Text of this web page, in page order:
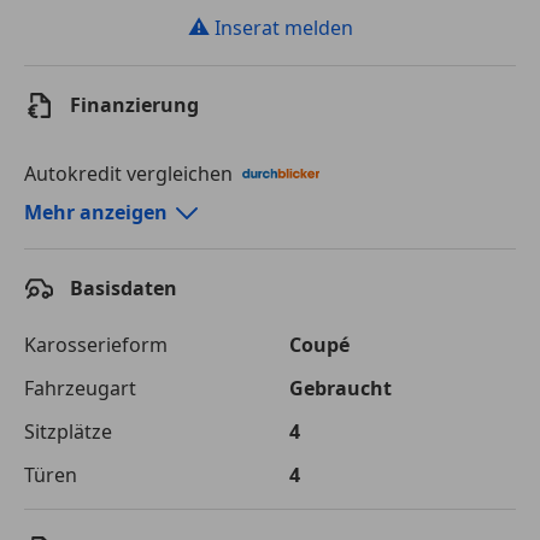
⚠ Inserat melden
Finanzierung
Autokredit vergleichen
Autokredit-Rechner von durchblicker.at
Laufzeit
120 Monate
Kreditbetrag
€ 30 000,-
Zu zahlender
€ 42 264,-
Mehr anzeigen
Basisdaten
Karosserieform
Coupé
Fahrzeugart
Gebraucht
Sitzplätze
4
Türen
4